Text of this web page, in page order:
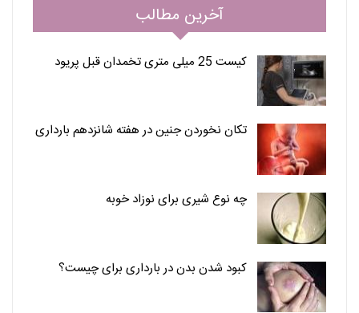
آخرین مطالب
کیست 25 میلی متری تخمدان قبل پریود
تکان نخوردن جنین در هفته شانزدهم بارداری
چه نوع شیری برای نوزاد خوبه
کبود شدن بدن در بارداری برای چیست؟